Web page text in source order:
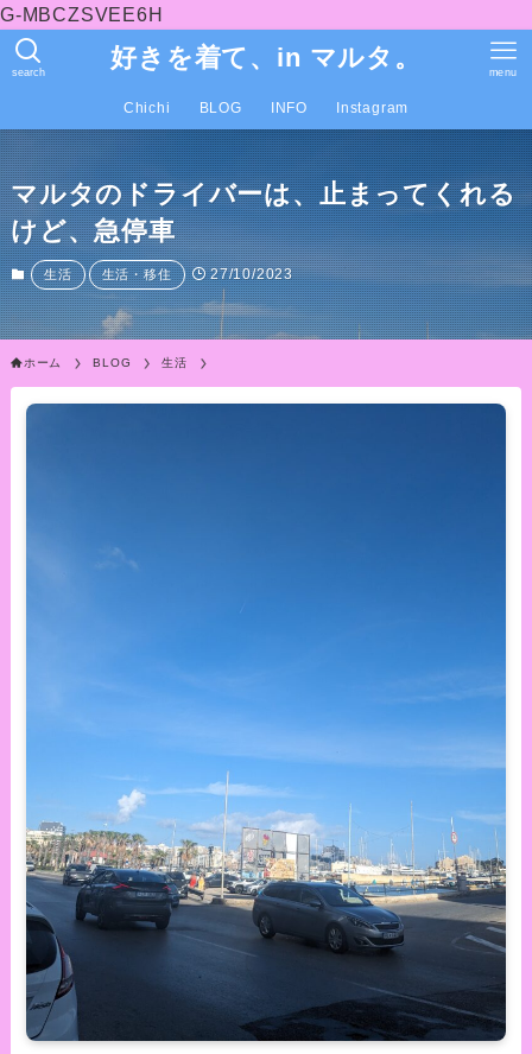
G-MBCZSVEE6H
好きを着て、in マルタ。
search menu
Chichi BLOG INFO Instagram
マルタのドライバーは、止まってくれる
けど、急停車
生活 生活・移住 27/10/2023
ホーム BLOG 生活